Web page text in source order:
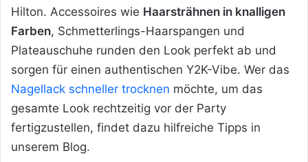
Hilton. Accessoires wie Haarsträhnen in knalligen
Farben, Schmetterlings-Haarspangen und
Plateauschuhe runden den Look perfekt ab und
sorgen für einen authentischen Y2K-Vibe. Wer das
Nagellack schneller trocknen möchte, um das
gesamte Look rechtzeitig vor der Party
fertigzustellen, findet dazu hilfreiche Tipps in
unserem Blog.